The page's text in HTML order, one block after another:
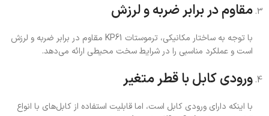
مقاوم در برابر ضربه و لرزش
با توجه به ساختار مکانیکی، ترموستات KP61 مقاوم در برابر ضربه و لرزش
است و عملکرد مناسبی را در شرایط سخت محیطی ارائه می‌دهد.
ورودی کابل با قطر متغیر
با اینکه دارای ورودی کابل است، اما قابلیت استفاده از کابل‌های با انواع